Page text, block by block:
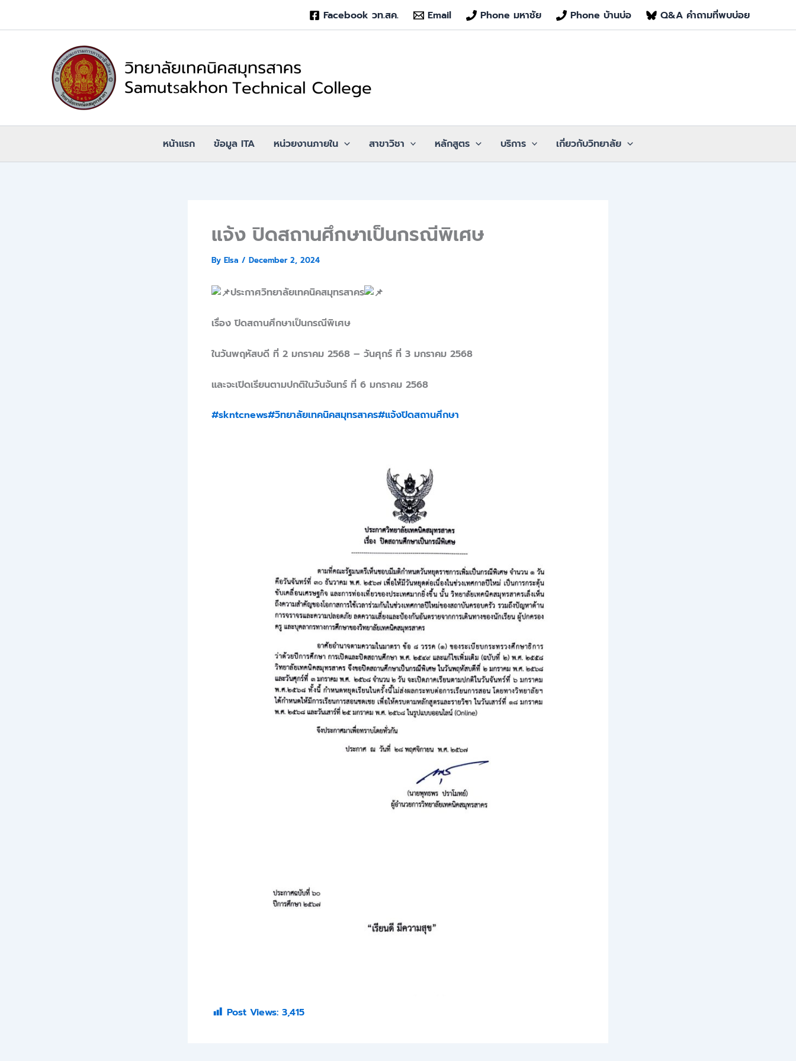
Facebook วท.สค. Email Phone มหาชัย Phone บ้านบ่อ Q&A คำถามที่พบบ่อย
หน้าแรก ข้อมูล ITA หน่วยงานภายใน สาขาวิชา หลักสูตร บริการ เกี่ยวกับวิทยาลัย
แจ้ง ปิดสถานศึกษาเป็นกรณีพิเศษ
By Elsa / December 2, 2024
ประกาศวิทยาลัยเทคนิคสมุทรสาคร
เรื่อง ปิดสถานศึกษาเป็นกรณีพิเศษ
ในวันพฤหัสบดี ที่ 2 มกราคม 2568 – วันศุกร์ ที่ 3 มกราคม 2568
และจะเปิดเรียนตามปกติในวันจันทร์ ที่ 6 มกราคม 2568
#skntcnews#วิทยาลัยเทคนิคสมุทรสาคร#แจ้งปิดสถานศึกษา
Post Views: 3,415